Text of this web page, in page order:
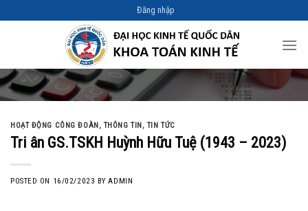
to
Đăng nhập
HOẠT ĐỘNG CÔNG ĐOÀN, THÔNG TIN, TIN TỨC
Tri ân GS.TSKH Huỳnh Hữu Tuệ (1943 – 2023)
POSTED ON 16/02/2023 BYADMIN